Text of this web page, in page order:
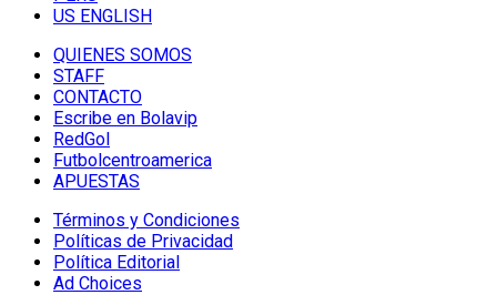
US ENGLISH
QUIENES SOMOS
STAFF
CONTACTO
Escribe en Bolavip
RedGol
Futbolcentroamerica
APUESTAS
Términos y Condiciones
Políticas de Privacidad
Política Editorial
Ad Choices